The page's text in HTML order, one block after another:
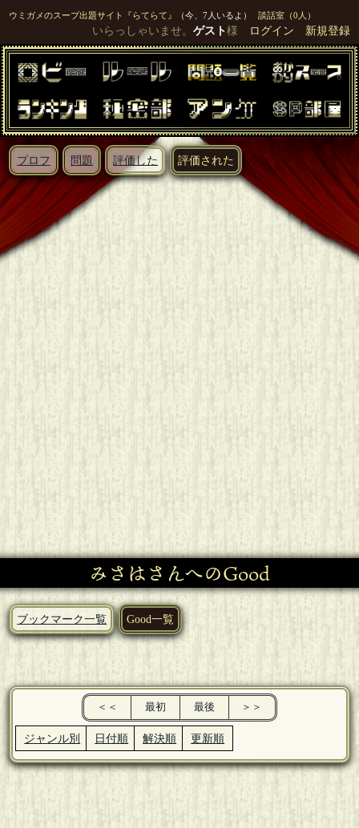
ウミガメのスープ出題サイト『らてらて』 （今、7人いるよ） 談話室（0人）
いらっしゃいませ。 ゲスト様 ログイン 新規登録
プロフ 問題 評価した 評価された
みさはさんへのGood
ブックマーク一覧 Good一覧
＜＜ 最初 最後 ＞＞
ジャンル別 日付順 解決順 更新順